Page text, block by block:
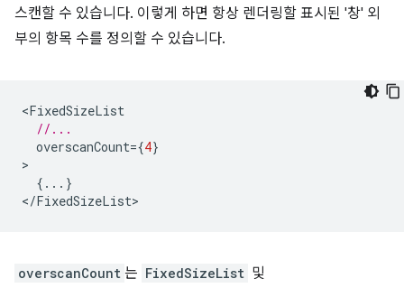
스캔할 수 있습니다. 이렇게 하면 항상 렌더링할 표시된 '창' 외
부의 항목 수를 정의할 수 있습니다.
<FixedSizeList
//...
overscanCount={4}
{...}
</FixedSizeList
overscanCount 는 FixedSizeList 및